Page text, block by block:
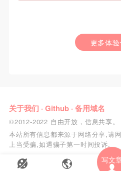
写文
更多体
关于我们 · Github· 备用域名
©2012-2022 自由开放，信息共享。
本站所有信息都来源于网络分享,请
上当受骗,如遇骗子第一时间投诉.